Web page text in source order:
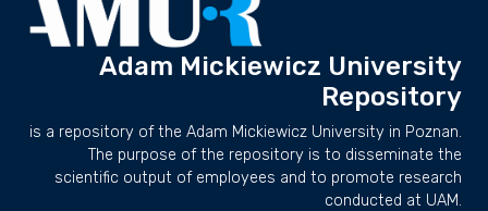
Adam Mickiewicz University
Repository
is a repository of the Adam Mickiewicz University in Poznan.
The purpose of the repository is to disseminate the
scientific output of employees and to promote research
conducted at UAM.